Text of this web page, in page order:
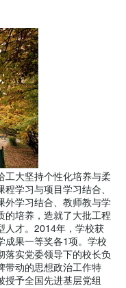
大坚持个性化培养与柔
学习与项目学习结合、
外学习结合、教师教与学
的培养，造就了大批工程
人才。2014年，学校获
成果一等奖各1项。学校
落实党委领导下的校长负
带动的思想政治工作特
授予全国先进基层党组